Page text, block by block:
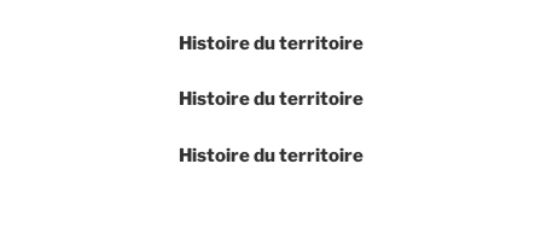
Histoire du territoire
Histoire du territoire
Histoire du territoire